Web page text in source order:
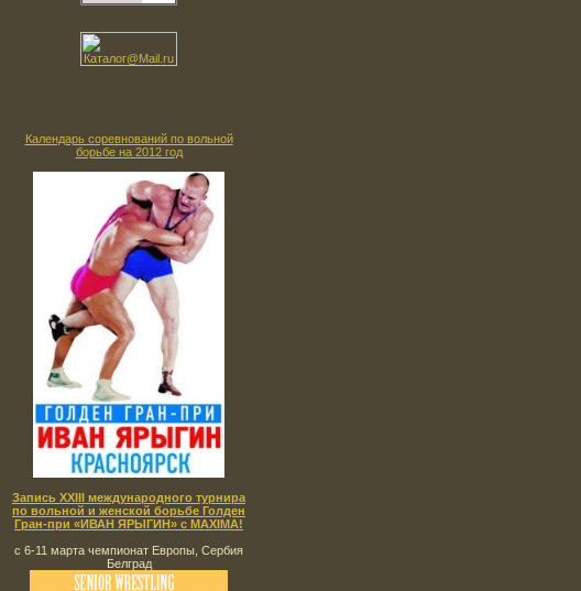
Календарь соревнований по вольной
борьбе на 2012 год
Запись XXIII международного турнира
по вольной и женской борьбе Голден
Гран-при «ИВАН ЯРЫГИН» с MAXIMA!
с 6-11 марта чемпионат Европы, Сербия
Белград